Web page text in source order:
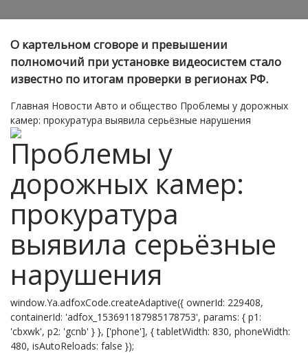
О картельном сговоре и превышении
полномочий при установке видеосистем стало
известно по итогам проверки в регионах РФ.
Главная Новости Авто и общество Проблемы у дорожных
камер: прокуратура выявила серьёзные нарушения
Проблемы у
дорожных камер:
прокуратура
выявила серьёзные
нарушения
window.Ya.adfoxCode.createAdaptive({ ownerId: 229408,
containerId: 'adfox_153691187985178753', params: { p1:
'cbxwk', p2: 'gcnb' } }, ['phone'], { tabletWidth: 830, phoneWidth:
480, isAutoReloads: false });